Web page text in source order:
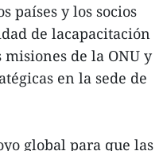
países y los socios
de lacapacitación
de la ONU y
en la sede de
global para que las